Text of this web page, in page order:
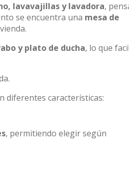
lavavajillas y lavadora,
se encuentra una mesa de
y plato de ducha, lo que
diferentes características:
, permitiendo elegir según